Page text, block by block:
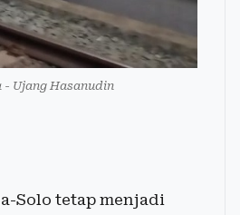
- Ujang Hasanudin
Solo tetap menjadi